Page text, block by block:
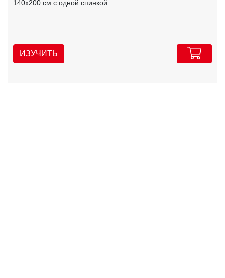
140х200 см с одной спинкой
ИЗУЧИТЬ